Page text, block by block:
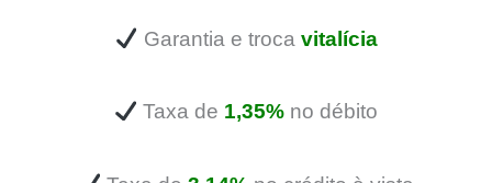
Garantia e troca vitalícia
Taxa de 1,35% no débito